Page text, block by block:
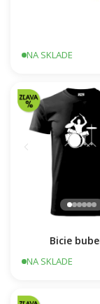
NA SKLADE
Bicie
NA SKLADE